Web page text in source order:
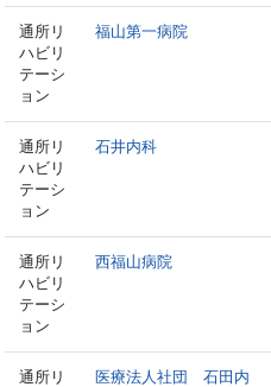
通所リ
ハビリ
テーシ
ョン
福山第一病院
通所リ
ハビリ
テーシ
ョン
石井内科
通所リ
ハビリ
テーシ
ョン
西福山病院
通所リ
医療法人社団 石田内